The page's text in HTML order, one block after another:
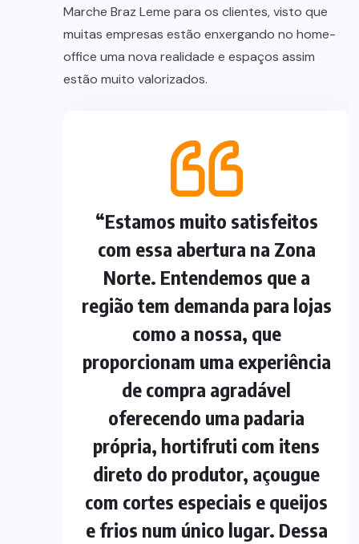
Marche Braz Leme para os clientes, visto que
muitas empresas estão enxergando no home-
office uma nova realidade e espaços assim
estão muito valorizados.
“Estamos muito satisfeitos
com essa abertura na Zona
Norte. Entendemos que a
região tem demanda para lojas
como a nossa, que
proporcionam uma experiência
de compra agradável
oferecendo uma padaria
própria, hortifruti com itens
direto do produtor, açougue
com cortes especiais e queijos
e frios num único lugar. Dessa